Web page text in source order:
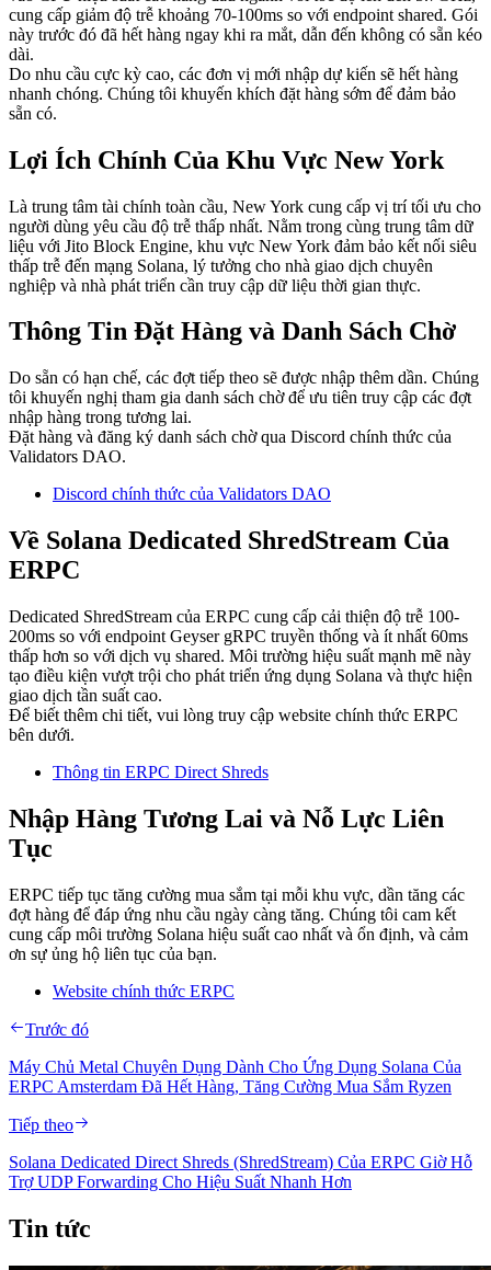
cung cấp giảm độ trễ khoảng 70-100ms so với endpoint shared. Gói
này trước đó đã hết hàng ngay khi ra mắt, dẫn đến không có sẵn kéo
dài.
Do nhu cầu cực kỳ cao, các đơn vị mới nhập dự kiến sẽ hết hàng
nhanh chóng. Chúng tôi khuyến khích đặt hàng sớm để đảm bảo
sẵn có.
Lợi Ích Chính Của Khu Vực New York
Là trung tâm tài chính toàn cầu, New York cung cấp vị trí tối ưu cho
người dùng yêu cầu độ trễ thấp nhất. Nằm trong cùng trung tâm dữ
liệu với Jito Block Engine, khu vực New York đảm bảo kết nối siêu
thấp trễ đến mạng Solana, lý tưởng cho nhà giao dịch chuyên
nghiệp và nhà phát triển cần truy cập dữ liệu thời gian thực.
Thông Tin Đặt Hàng và Danh Sách Chờ
Do sẵn có hạn chế, các đợt tiếp theo sẽ được nhập thêm dần. Chúng
tôi khuyến nghị tham gia danh sách chờ để ưu tiên truy cập các đợt
nhập hàng trong tương lai.
Đặt hàng và đăng ký danh sách chờ qua Discord chính thức của
Validators DAO.
Discord chính thức của Validators DAO
Về Solana Dedicated ShredStream Của
ERPC
Dedicated ShredStream của ERPC cung cấp cải thiện độ trễ 100-
200ms so với endpoint Geyser gRPC truyền thống và ít nhất 60ms
thấp hơn so với dịch vụ shared. Môi trường hiệu suất mạnh mẽ này
tạo điều kiện vượt trội cho phát triển ứng dụng Solana và thực hiện
giao dịch tần suất cao.
Để biết thêm chi tiết, vui lòng truy cập website chính thức ERPC
bên dưới.
Thông tin ERPC Direct Shreds
Nhập Hàng Tương Lai và Nỗ Lực Liên
Tục
ERPC tiếp tục tăng cường mua sắm tại mỗi khu vực, dần tăng các
đợt hàng để đáp ứng nhu cầu ngày càng tăng. Chúng tôi cam kết
cung cấp môi trường Solana hiệu suất cao nhất và ổn định, và cảm
ơn sự ủng hộ liên tục của bạn.
Website chính thức ERPC
Trước đó
Máy Chủ Metal Chuyên Dụng Dành Cho Ứng Dụng Solana Của
ERPC Amsterdam Đã Hết Hàng, Tăng Cường Mua Sắm Ryzen
Tiếp theo
Solana Dedicated Direct Shreds (ShredStream) Của ERPC Giờ Hỗ
Trợ UDP Forwarding Cho Hiệu Suất Nhanh Hơn
Tin tức